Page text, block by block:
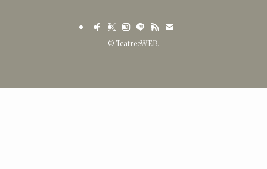
:empty, :not擬似クラスを
チェックボックスを作って